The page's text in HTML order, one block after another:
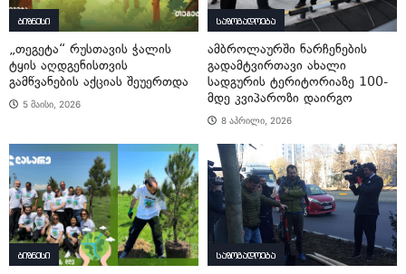
ბიზნესი
„თეგეტა“ რუსთავის ჭალის
ტყის აღდგენისთვის
გამწვანების აქციას შეუერთდა
5 მაისი, 2026
საზოგადოება
ამბროლაურში ნარჩენების
გადამტვირთავი ახალი
სადგურის ტერიტორიაზე 100-
მდე კვიპაროზი დაირგო
8 აპრილი, 2026
ბიზნესი საზოგადოება